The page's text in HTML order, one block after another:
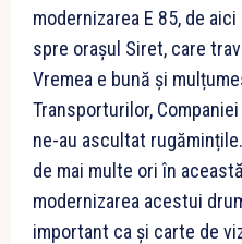
modernizarea E 85, de
spre orașul Siret, care
Vremea e bună și
Transporturilor,
ne-au ascultat
de mai multe ori în
modernizarea acestui
important ca și carte de